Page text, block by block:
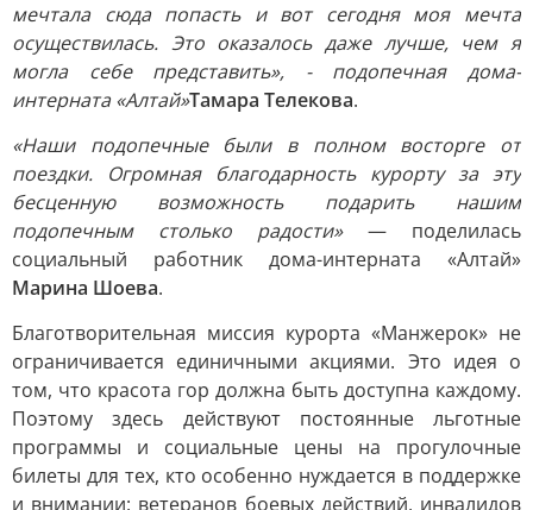
мечтала сюда попасть и вот сегодня моя мечта
осуществилась. Это оказалось даже лучше, чем я
могла себе представить», - подопечная дома-
интерната «Алтай»Тамара Телекова.
«Наши подопечные были в полном восторге от
поездки. Огромная благодарность курорту за эту
бесценную возможность подарить нашим
подопечным столько радости» — поделилась
социальный работник дома-интерната «Алтай»
Марина Шоева.
Благотворительная миссия курорта «Манжерок» не
ограничивается единичными акциями. Это идея о
том, что красота гор должна быть доступна каждому.
Поэтому здесь действуют постоянные льготные
программы и социальные цены на прогулочные
билеты для тех, кто особенно нуждается в поддержке
и внимании: ветеранов боевых действий, инвалидов